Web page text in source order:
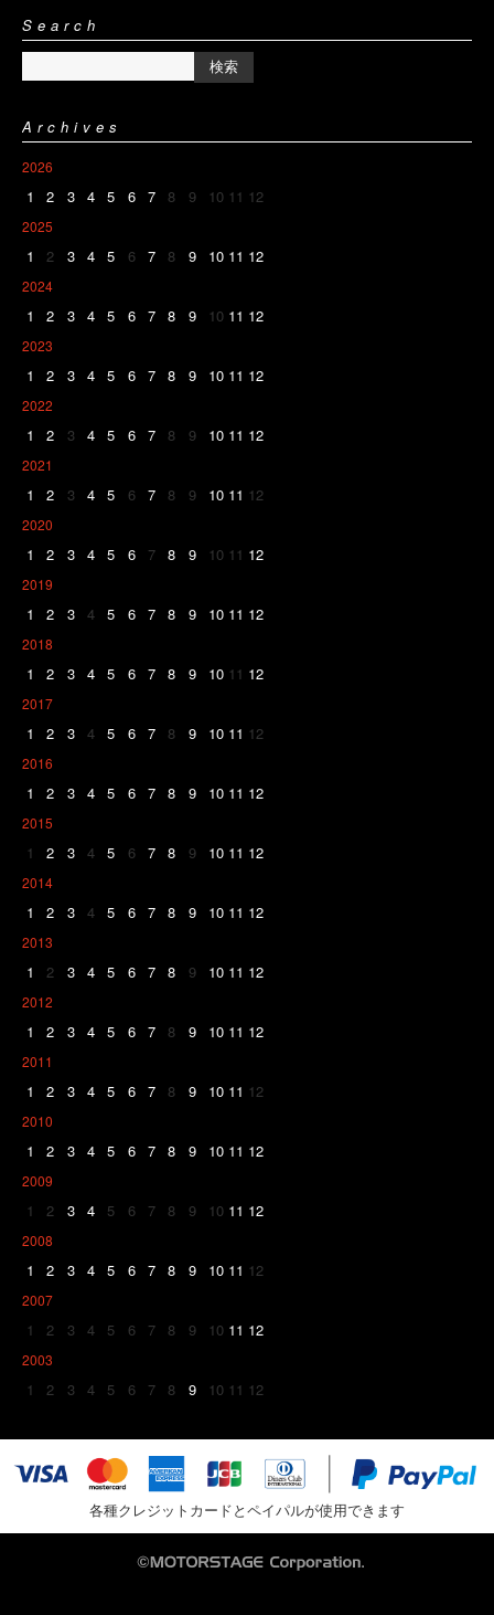
Search
Archives
2026
1 2 3 4 5 6 7 8 9 10 11 12
2025
1 2 3 4 5 6 7 8 9 10 11 12
2024
1 2 3 4 5 6 7 8 9 10 11 12
2023
1 2 3 4 5 6 7 8 9 10 11 12
2022
1 2 3 4 5 6 7 8 9 10 11 12
2021
1 2 3 4 5 6 7 8 9 10 11 12
2020
1 2 3 4 5 6 7 8 9 10 11 12
2019
1 2 3 4 5 6 7 8 9 10 11 12
2018
1 2 3 4 5 6 7 8 9 10 11 12
2017
1 2 3 4 5 6 7 8 9 10 11 12
2016
1 2 3 4 5 6 7 8 9 10 11 12
2015
1 2 3 4 5 6 7 8 9 10 11 12
2014
1 2 3 4 5 6 7 8 9 10 11 12
2013
1 2 3 4 5 6 7 8 9 10 11 12
2012
1 2 3 4 5 6 7 8 9 10 11 12
2011
1 2 3 4 5 6 7 8 9 10 11 12
2010
1 2 3 4 5 6 7 8 9 10 11 12
2009
1 2 3 4 5 6 7 8 9 10 11 12
2008
1 2 3 4 5 6 7 8 9 10 11 12
2007
1 2 3 4 5 6 7 8 9 10 11 12
2003
1 2 3 4 5 6 7 8 9 10 11 12
各種クレジットカードとペイパルが使用できます